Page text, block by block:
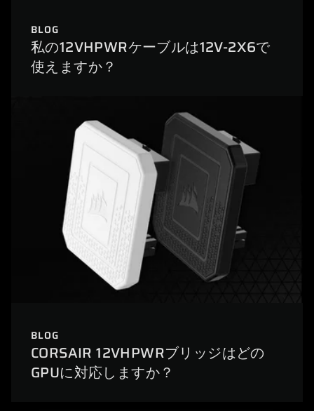
BLOG
私の12VHPWRケーブルは12V-2X6で
使えますか？
BLOG
CORSAIR 12VHPWRブリッジはどの
GPUに対応しますか？